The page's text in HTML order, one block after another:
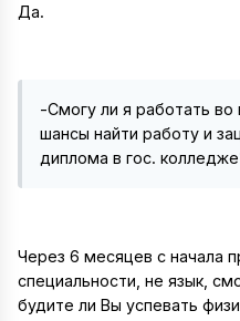
Да.
-Смогу ли я работать
шансы найти работу и
диплома в гос.
Через 6 месяцев с начала
специальности, не язык,
будите ли Вы успевать